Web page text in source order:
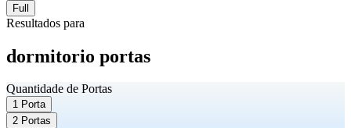
Full
Resultados para
dormitorio portas
Quantidade de Portas
1 Porta
2 Portas